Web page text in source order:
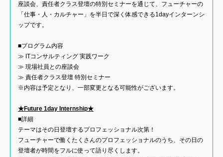
座談会、責任者クラス登壇の特別セミナーを通じて、フューチャーの
「仕事・人・カルチャー」を半日で深く体感できる1dayインターンシ
ップです。
■プログラム内容
≫ ITコンサルティング 実践ワーク
≫ 現場社員との座談会
≫ 責任者クラス登壇 特別セミナー
※内容は予定となり、一部変更となる可能性がございます。
★Future 1day Internship★
■詳細
テーマはその日登壇するプロフェッショナル次第！
フューチャーで働くたくさんのプロフェッショナルのうち、その日の
登壇者が時間をフルに使って語り尽くします。